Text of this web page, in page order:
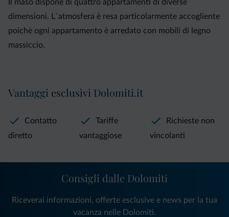
Il maso dispone di quattro appartamenti di diverse
dimensioni. L`atmosfera è resa particolarmente accogliente
poichè ogni appartamento è arredato con mobili di legno
massiccio.
Vantaggi esclusivi Dolomiti.it
Contatto
diretto
Tariffe
vantaggiose
Richieste non
vincolanti
Consigli dalle Dolomiti
Riceverai informazioni, offerte esclusive e news per la tua
vacanza nelle Dolomiti.